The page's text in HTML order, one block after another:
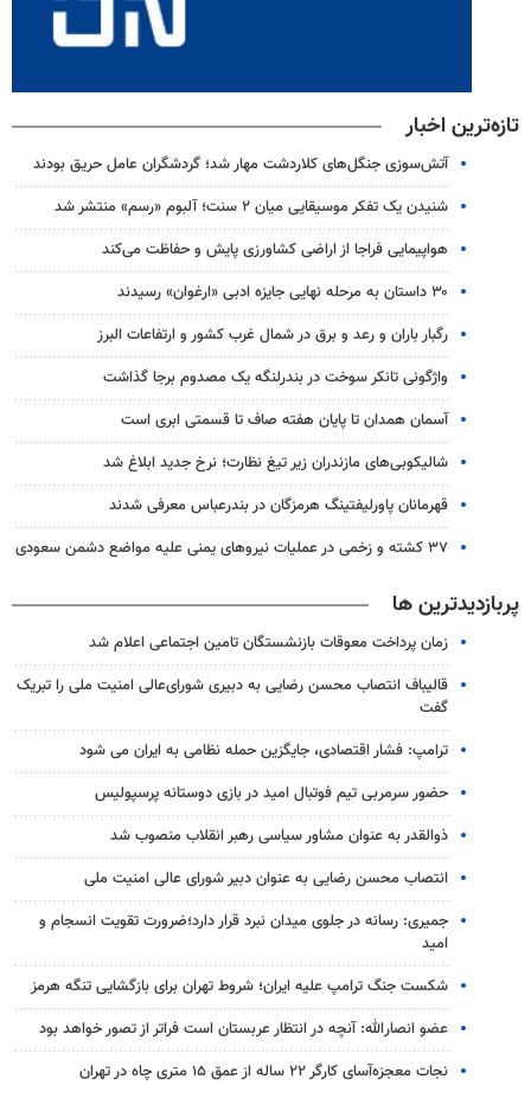
تازه‌ترین اخبار
آتش‌سوزی جنگل‌های کلاردشت مهار شد؛ گردشگران عامل حریق بودند
شنیدن یک تفکر موسیقایی میان ۲ سنت؛ آلبوم «رسم» منتشر شد
هواپیمایی فراجا از اراضی کشاورزی پایش و حفاظت می‌کند
۳۰ داستان به مرحله نهایی جایزه ادبی «ارغوان» رسیدند
رگبار باران و رعد و برق در شمال غرب کشور و ارتفاعات البرز
واژگونی تانکر سوخت در بندرلنگه یک مصدوم برجا گذاشت
آسمان همدان تا پایان هفته صاف تا قسمتی ابری است
شالیکوبی‌های مازندران زیر تیغ نظارت؛ نرخ جدید ابلاغ شد
قهرمانان پاورلیفتینگ هرمزگان در بندرعباس معرفی شدند
۳۷ کشته و زخمی در عملیات نیروهای یمنی علیه مواضع دشمن سعودی
پربازدیدترین ها
زمان پرداخت معوقات بازنشستگان تامین اجتماعی اعلام شد
قالیباف انتصاب محسن رضایی به دبیری شورای‌عالی امنیت ملی را تبریک
گفت
ترامپ: فشار اقتصادی، جایگزین حمله نظامی به ایران می شود
حضور سرمربی تیم فوتبال امید در بازی دوستانه پرسپولیس
ذوالقدر به عنوان مشاور سیاسی رهبر انقلاب منصوب شد
انتصاب محسن رضایی به عنوان دبیر شورای عالی امنیت ملی
جمیری: رسانه‌ در جلوی میدان نبرد قرار دارد؛ضرورت تقویت انسجام و
امید
شکست جنگ ترامپ علیه ایران؛ شروط تهران برای بازگشایی تنگه هرمز
عضو انصارالله: آنچه در انتظار عربستان است فراتر از تصور خواهد بود
نجات معجزه‌آسای کارگر ۲۲ ساله از عمق ۱۵ متری چاه در تهران